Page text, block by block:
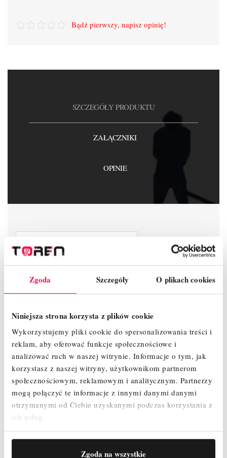
Zgoda Szczegóły O plikach cookies
Niniejsza strona korzysta z plików cookie
Wykorzystujemy pliki cookie do spersonalizowania treści i
reklam, aby oferować funkcje społecznościowe i
analizować ruch w naszej witrynie. Informacje o tym, jak
korzystasz z naszej witryny, użytkownikom partnerom
społecznościowym, reklamowym i analitycznym. Partnerzy
mogą połączyć te informacje z innymi danymi danymi
otrzymanymi od Ciebie uzyskanymi podczas korzystania z
ich usług.
Zgoda na wszystkie
Bądź pierwszy, napisz opinię!
SZCZEGÓŁY PRODUKTU
ZAŁĄCZNIKI
OPINIE
Indeks40105
W magazynie995 Przedmioty
Produkty powiązane